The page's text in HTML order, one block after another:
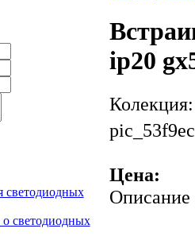
светодиодных
ip20
Цена:
Описание